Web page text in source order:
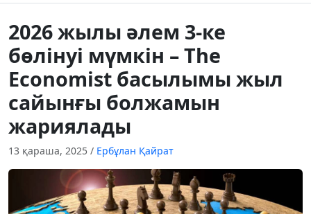
2026 жылы әлем 3-ке
бөлінуі мүмкін – The
Economist басылымы жыл
сайынғы болжамын
жариялады
13 қараша, 2025 / Ербұлан Қайрат